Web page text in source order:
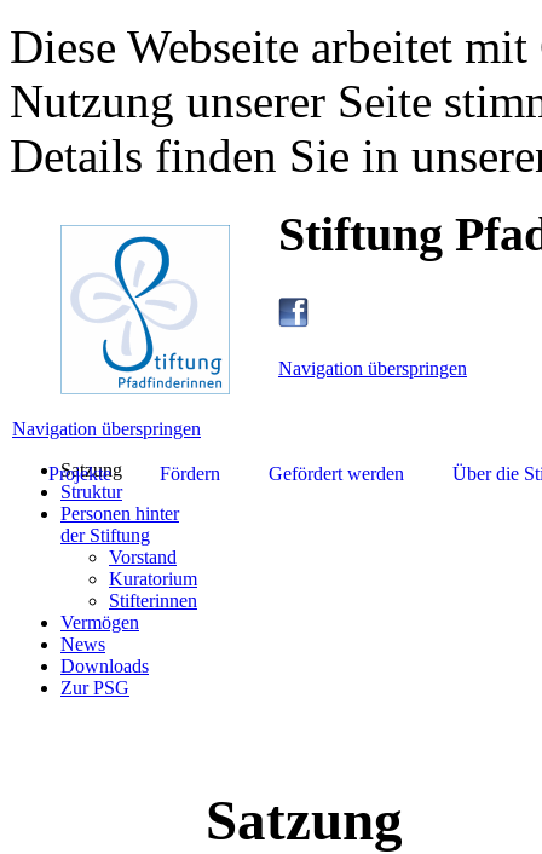
Diese Webseite arbeitet
Nutzung unserer Seite
Details finden Sie in
Stiftung
Navigation überspringen
Projekte Fördern Gefördert werden Über die
Navigation überspringen
Satzung
Struktur
Personen hinter
der Stiftung
Vorstand
Kuratorium
Stifterinnen
Vermögen
News
Downloads
Zur PSG
Satzung